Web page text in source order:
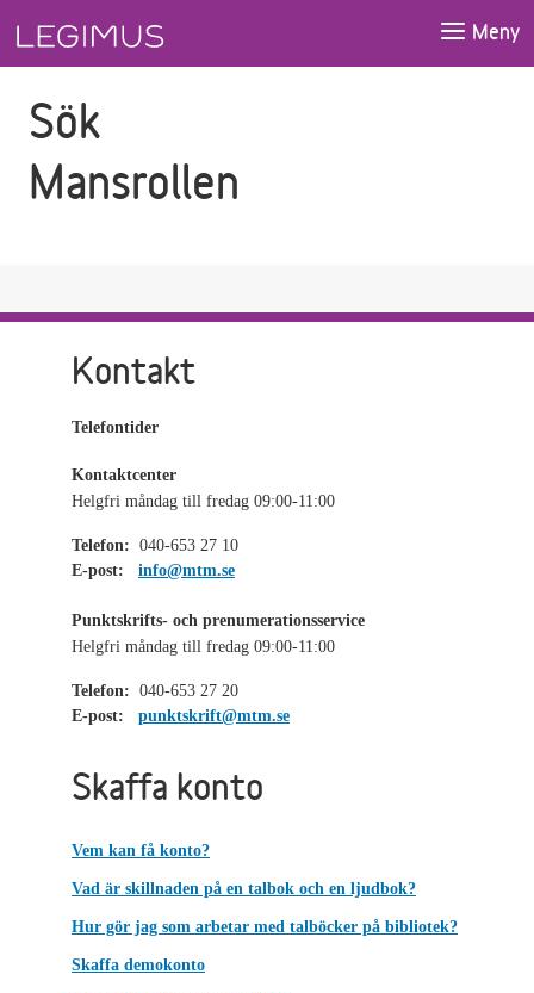
Meny
Sök
Mansrollen
Kontakt
Telefontider
Kontaktcenter
Helgfri måndag till fredag 09:00-11:00
Telefon: 040-653 27 10
E-post:
info@mtm.se
Punktskrifts- och prenumerationsservice
Helgfri måndag till fredag 09:00-11:00
Telefon: 040-653 27 20
E-post:
punktskrift@mtm.se
Skaffa konto
Vem kan få konto?
Vad är skillnaden på en talbok och en ljudbok?
Hur gör jag som arbetar med talböcker på bibliotek?
Skaffa demokonto